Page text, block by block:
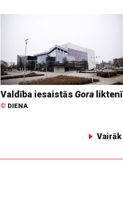
Valdība iesaistāsGoraliktenī
© DIENA
Vairāk